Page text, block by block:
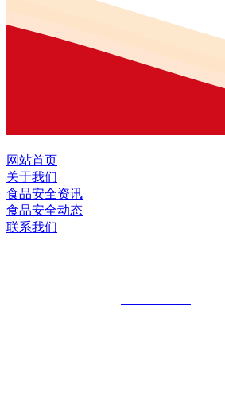
网站首页
关于我们
食品安全资讯
食品安全动态
联系我们